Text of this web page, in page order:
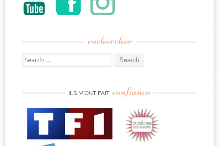
rechercher
Search
for:
ILS M’ONT FAIT confiance